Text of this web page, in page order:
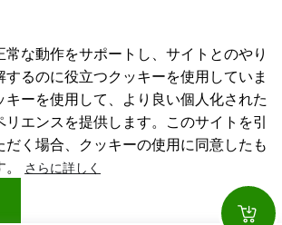
常な動作をサポートし、サイトとのやり
るのに役立つクッキーを使用していま
ーを使用して、より良い個人化された
エンスを提供します。このサイトを引
だく場合、クッキーの使用に同意したも
さらに詳しく